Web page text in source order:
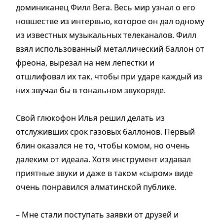
доминиканец Филл Вега. Весь мир узнал о его
новшестве из интервью, которое он дал одному
из известных музыкальных телеканалов. Филл
взял использованный металлический баллон от
фреона, вырезал на нем лепестки и
отшлифовал их так, чтобы при ударе каждый из
них звучал бы в тональном звукоряде.
Свой глюкофон Илья решил делать из
отслуживших срок газовых баллонов. Первый
блин оказался не то, чтобы комом, но очень
далеким от идеала. Хотя инструмент издавал
приятные звуки и даже в таком «сыром» виде
очень понравился алматинской публике.
– Мне стали поступать заявки от друзей и